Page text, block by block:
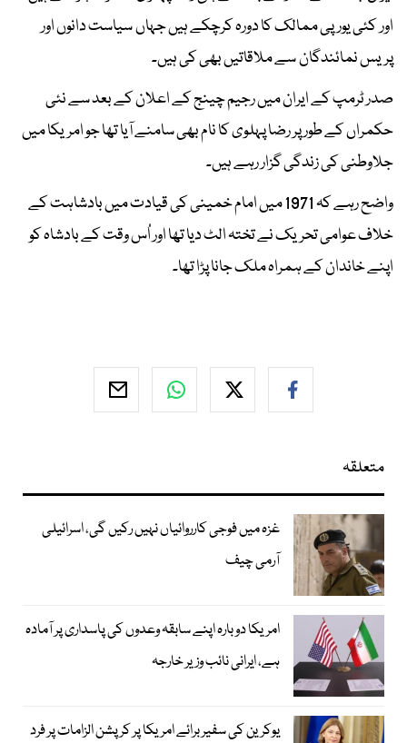
اور کئی یورپی ممالک کا دورہ کرچکے ہیں جہاں سیاست دانوں اور
پریس نمائندگان سے ملاقاتیں بھی کی ہیں۔
صدر ٹرمپ کے ایران میں رجیم چینج کے اعلان کے بعد سے نئی
حکمراں کے طور پر رضا پہلوی کا نام بھی سامنے آیا تھا جو امریکا میں
جلاوطنی کی زندگی گزار رہے ہیں۔
واضح رہے کہ 1971 میں امام خمینی کی قیادت میں بادشاہت کے
خلاف عوامی تحریک نے تختہ الٹ دیا تھا اور اُس وقت کے بادشاہ کو
اپنے خاندان کے ہمراہ ملک جانا پڑا تھا۔
متعلقہ
غزہ میں فوجی کارروائیاں نہیں رکیں گی، اسرائیلی
آرمی چیف
امریکا دوبارہ اپنے سابقہ وعدوں کی پاسداری پر آمادہ
ہے، ایرانی نائب وزیر خارجہ
یوکرین کی سفیر برائے امریکا پر کرپشن الزامات پر فرد